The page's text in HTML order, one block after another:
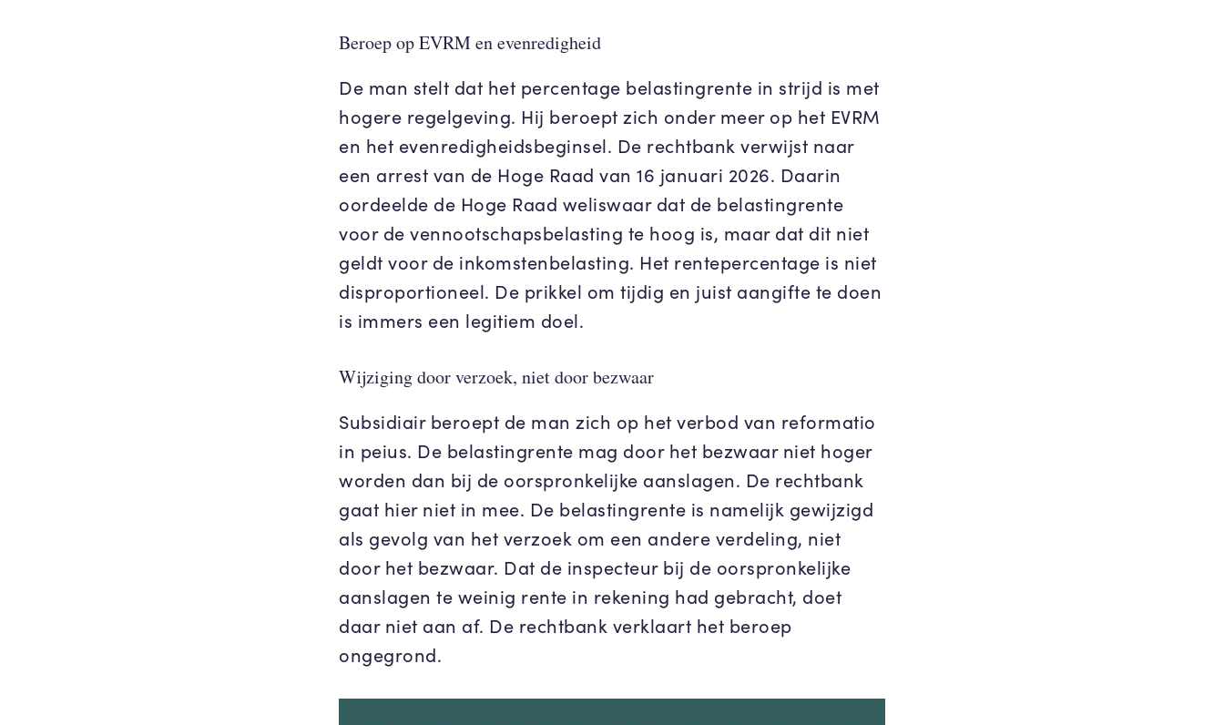
Beroep op EVRM en evenredigheid
De man stelt dat het percentage belastingrente in strijd is met
hogere regelgeving. Hij beroept zich onder meer op het EVRM
en het evenredigheidsbeginsel. De rechtbank verwijst naar
een arrest van de Hoge Raad van 16 januari 2026. Daarin
oordeelde de Hoge Raad weliswaar dat de belastingrente
voor de vennootschapsbelasting te hoog is, maar dat dit niet
geldt voor de inkomstenbelasting. Het rentepercentage is niet
disproportioneel. De prikkel om tijdig en juist aangifte te doen
is immers een legitiem doel.
Wijziging door verzoek, niet door bezwaar
Subsidiair beroept de man zich op het verbod van reformatio
in peius. De belastingrente mag door het bezwaar niet hoger
worden dan bij de oorspronkelijke aanslagen. De rechtbank
gaat hier niet in mee. De belastingrente is namelijk gewijzigd
als gevolg van het verzoek om een andere verdeling, niet
door het bezwaar. Dat de inspecteur bij de oorspronkelijke
aanslagen te weinig rente in rekening had gebracht, doet
daar niet aan af. De rechtbank verklaart het beroep
ongegrond.